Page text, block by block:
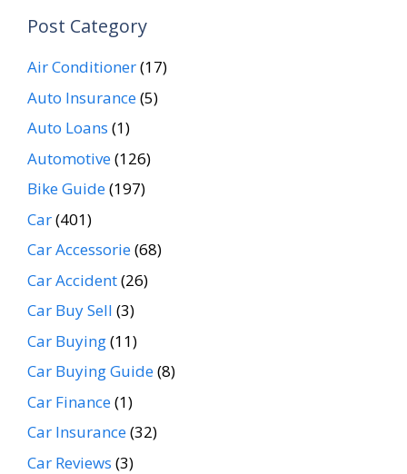
Post Category
Air Conditioner(17)
Auto Insurance(5)
Auto Loans (1)
Automotive(126)
Bike Guide(197)
Car(401)
Car Accessorie(68)
Car Accident(26)
Car Buy Sell (3)
Car Buying(11)
Car Buying Guide(8)
Car Finance(1)
Car Insurance(32)
Car Reviews (3)